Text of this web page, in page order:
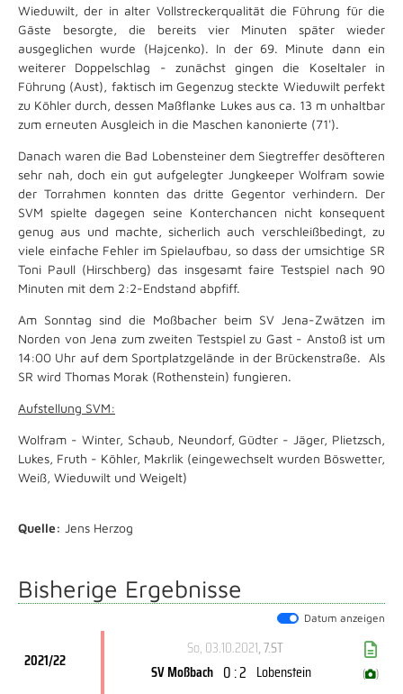
Wieduwilt, der in alter Vollstreckerqualität die Führung für die
Gäste besorgte, die bereits vier Minuten später wieder
ausgeglichen wurde (Hajcenko). In der 69. Minute dann ein
weiterer Doppelschlag - zunächst gingen die Koseltaler in
Führung (Aust), faktisch im Gegenzug steckte Wieduwilt perfekt
zu Köhler durch, dessen Maßflanke Lukes aus ca. 13 m unhaltbar
zum erneuten Ausgleich in die Maschen kanonierte (71').
Danach waren die Bad Lobensteiner dem Siegtreffer desöfteren
sehr nah, doch ein gut aufgelegter Jungkeeper Wolfram sowie
der Torrahmen konnten das dritte Gegentor verhindern. Der
SVM spielte dagegen seine Konterchancen nicht konsequent
genug aus und machte, sicherlich auch verschleißbedingt, zu
viele einfache Fehler im Spielaufbau, so dass der umsichtige SR
Toni Paull (Hirschberg) das insgesamt faire Testspiel nach 90
Minuten mit dem 2:2-Endstand abpfiff.
Am Sonntag sind die Moßbacher beim SV Jena-Zwätzen im
Norden von Jena zum zweiten Testspiel zu Gast - Anstoß ist um
14:00 Uhr auf dem Sportplatzgelände in der Brückenstraße. Als
SR wird Thomas Morak (Rothenstein) fungieren.
Aufstellung SVM:
Wolfram - Winter, Schaub, Neundorf, Güdter - Jäger, Plietzsch,
Lukes, Fruth - Köhler, Makrlik (eingewechselt wurden Böswetter,
Weiß, Wieduwilt und Weigelt)
Quelle: Jens Herzog
Bisherige Ergebnisse
Datum anzeigen
2021/22
So, 03.10.2021, 7.ST
SV Moßbach 0 : 2 Lobenstein ( )